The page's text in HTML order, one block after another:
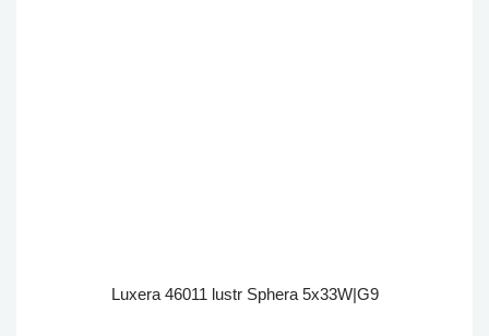
Luxera 46011 lustr Sphera 5x33W|G9